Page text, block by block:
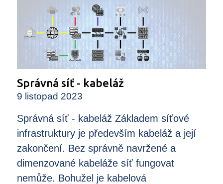
Správná síť - kabeláž
9 listopad 2023
Správná síť - kabeláž Základem síťové
infrastruktury je především kabeláž a její
zakončení. Bez správně navržené a
dimenzované kabeláže síť fungovat
nemůže. Bohužel je kabelová